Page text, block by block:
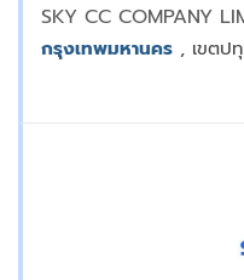
SKY CC COMPANY
กรุงเทพมหานคร , เขตป